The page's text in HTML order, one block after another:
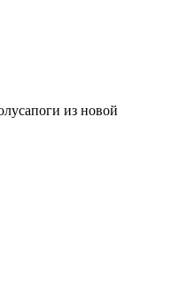
из новой